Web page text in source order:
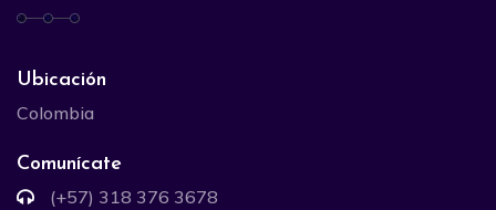
Ubicación
Colombia
Comunícate
(+57) 318 376 3678